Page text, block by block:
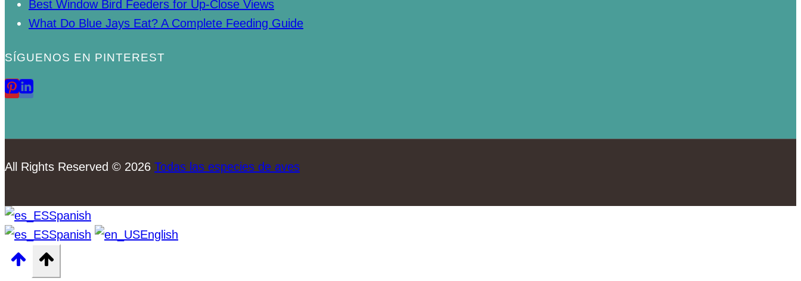
Best Window Bird Feeders for Up-Close Views
What Do Blue Jays Eat? A Complete Feeding Guide
SÍGUENOS EN PINTEREST
All Rights Reserved © 2026 Todas las especies de aves
Spanish
Spanish
English